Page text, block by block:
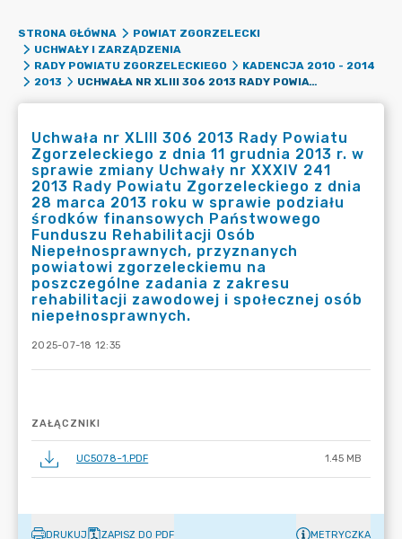
STRONA GŁÓWNA
POWIAT ZGORZELECKI
UCHWAŁY I ZARZĄDZENIA
RADY POWIATU ZGORZELECKIEGO
KADENCJA 2010 - 2014
2013
UCHWAŁA NR XLIII 306 2013 RADY POWIATU ZGORZELECKIEGO Z DNIA 11 GRUDNIA 2013 R. W SPRAWIE ZMIANY UCHWAŁY NR XXXIV 241 2013 RADY POWIATU ZGORZELECKIEGO Z DNIA 28 MARCA 2013 ROKU W SPRAWIE PODZIAŁU ŚRODKÓW FINANSOWYCH PAŃSTWOWEGO FUNDUSZU REHABILITACJI OSÓB NIEPEŁNOSPRAWNYCH, PRZYZNANYCH POWIATOWI ZGORZELECKIEMU NA POSZCZEGÓLNE ZADANIA Z ZAKRESU REHABILITACJI ZAWODOWEJ I SPOŁECZNEJ OSÓB NIEPEŁNOSPRAWNYCH.
Uchwała nr XLIII 306 2013 Rady Powiatu
Zgorzeleckiego z dnia 11 grudnia 2013 r. w
sprawie zmiany Uchwały nr XXXIV 241
2013 Rady Powiatu Zgorzeleckiego z dnia
28 marca 2013 roku w sprawie podziału
środków finansowych Państwowego
Funduszu Rehabilitacji Osób
Niepełnosprawnych, przyznanych
powiatowi zgorzeleckiemu na
poszczególne zadania z zakresu
rehabilitacji zawodowej i społecznej osób
niepełnosprawnych.
2025-07-18 12:35
ZAŁĄCZNIKI
UC5078~1.PDF 1.45 MB
DRUKUJ ZAPISZ DO PDF METRYCZKA